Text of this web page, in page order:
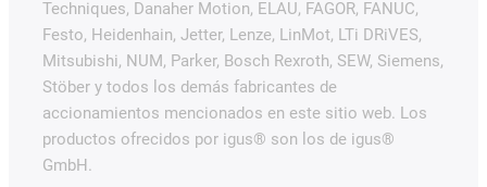
Techniques, Danaher Motion, ELAU, FAGOR, FANUC,
Festo, Heidenhain, Jetter, Lenze, LinMot, LTi DRiVES,
Mitsubishi, NUM, Parker, Bosch Rexroth, SEW, Siemens,
Stöber y todos los demás fabricantes de
accionamientos mencionados en este sitio web. Los
productos ofrecidos por igus® son los de igus®
GmbH.